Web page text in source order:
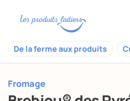
De la ferme aux produits
Fromage